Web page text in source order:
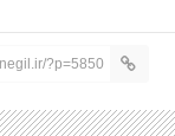
?p=5850